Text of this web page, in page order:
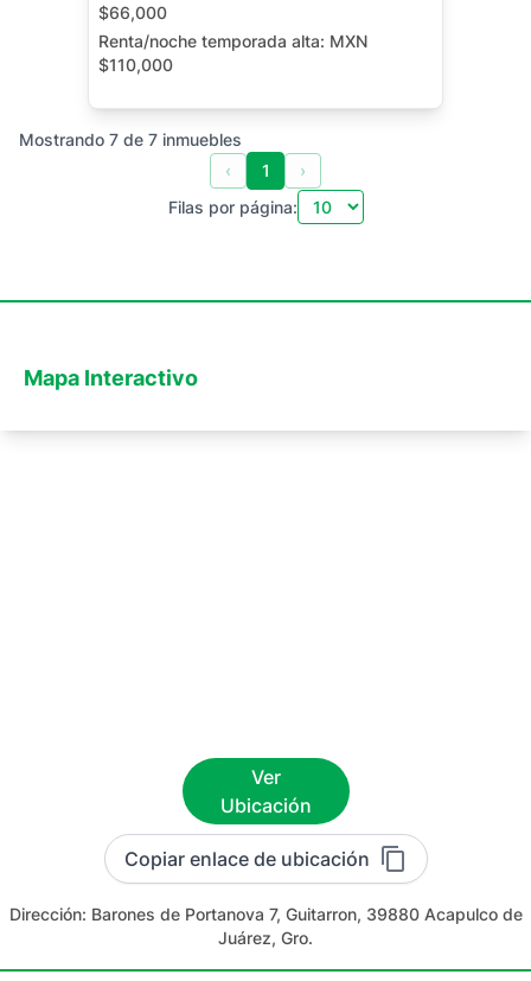
$66,000
Renta/noche temporada alta: MXN
$110,000
Alberca Privada Terraza
Jardín
Mostrando 7 de 7 inmuebles
‹
1
›
Filas por página:
Mapa Interactivo
Ver
Ubicación
Copiar enlace de ubicación
Dirección: Barones de Portanova 7, Guitarron, 39880 Acapulco de
Juárez, Gro.